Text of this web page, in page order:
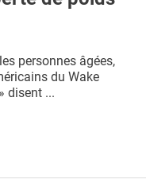
personnes âgées,
du Wake
disent ...